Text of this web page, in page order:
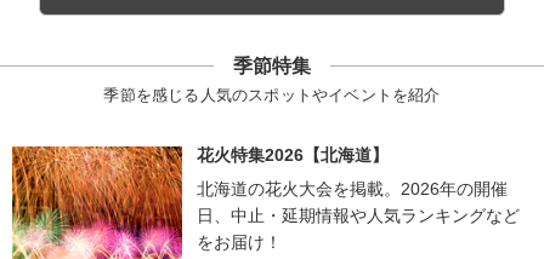
季節特集
季節を感じる人気のスポットやイベントを紹介
花火特集2026【北海道】
北海道の花火大会を掲載。2026年の開催
日、中止・延期情報や人気ランキングなど
をお届け！